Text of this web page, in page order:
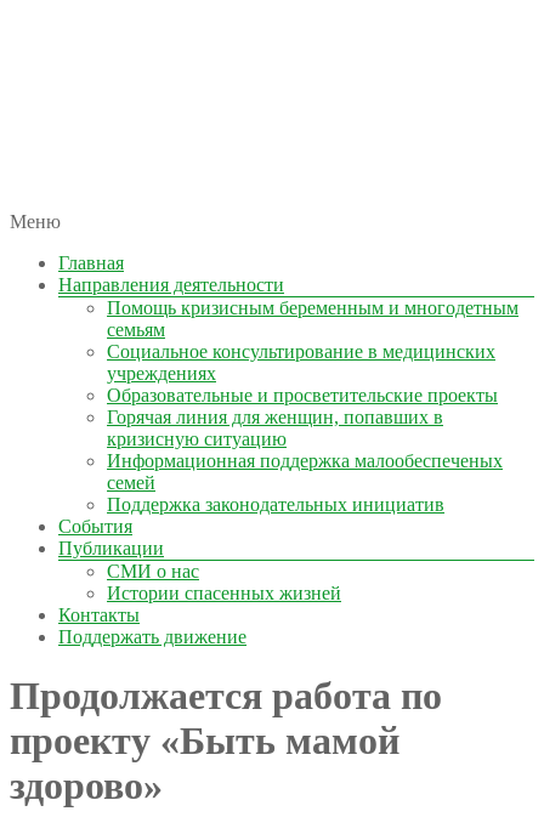
КОЛЫМА — ЗА ЖИЗНЬ
автономная некоммерческая организация
Меню
Главная
Направления деятельности
Помощь кризисным беременным и многодетным
семьям
Социальное консультирование в медицинских
учреждениях
Образовательные и просветительские проекты
Горячая линия для женщин, попавших в
кризисную ситуацию
Информационная поддержка малообеспеченых
семей
Поддержка законодательных инициатив
События
Публикации
СМИ о нас
Истории спасенных жизней
Контакты
Поддержать движение
Продолжается работа по
проекту «Быть мамой
здорово»